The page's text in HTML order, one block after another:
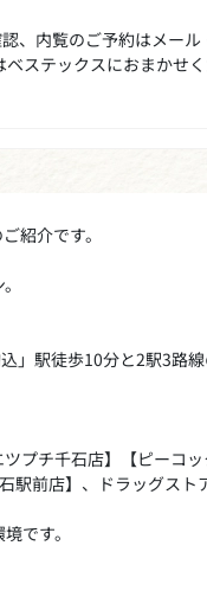
、内覧のご予約はメー
ステックスにおまかせく
紹介です。
」駅徒歩10分と2駅3路
プチ千石店】【ピーコ
駅前店】、ドラッグス
です。